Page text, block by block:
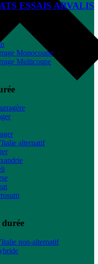
ESSAIS ARVALIS
Monocoupe
Multicoupe
alternatif
non-alternatif